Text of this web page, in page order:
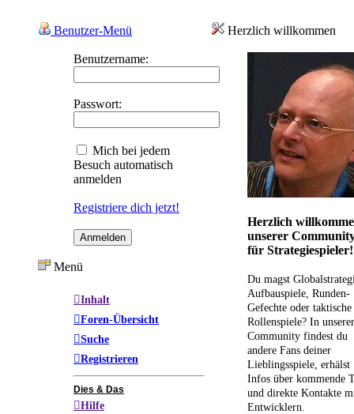
Benutzer-Menü
Benutzername:
Passwort:
Mich bei jedem
Besuch automatisch
anmelden
Registriere dich jetzt!
Menü
Inhalt
Foren-Übersicht
Suche
Registrieren
Dies & Das
Hilfe
Herzlich willkommen
Herzlich
unserer
für Strategiespieler!
Du magst
Aufbauspiele, Runden-
Gefechte oder taktische
Rollenspiele? In
Community findest du
andere Fans deiner
Lieblingsspiele, erhälst
Infos über kommende
und direkte Kontakte
Entwicklern.